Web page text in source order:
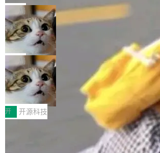
库之一。你的操作系统、浏览器、无数的基础设
施软件，很可能都在用它。而过去十年，维护它
的人一直在用业余...
gi?id=2019042">Bug&nbsp;2019042</a>）</l
i> <li>现在，助手可以直接使用 Exa 的网络搜索
结果回答问题，而无需将问题转交给搜索引擎。
（<a href="https://bugzilla.mozilla.org/show_
bug.cgi?id=204...
的 npm 包。项目的核心论点是：容器不适合 Ag
ent 计算。真正适合的，是 Isolate。 Cloudflare
工程师在这件事上没什么可谦虚的——他们用 W
orkers 跑了十年 Isolate。用 CEO Matthew
nce 的话说：「我们一生都在用 Isolate 运行代
码，而 AI Agent 不需要容器，它们需要的是
late。」 容器为什么不合适 容器的问题在于启动
和销毁都太重了。一个 Agent 要执行的任务可能
只需要几毫秒的 CPU 时间，但容器从冷启动到
就绪要花数秒。如果未来有十...
局
OpenAI 公开邮件和聊天记录回应苹果
诉讼，称“Apple is getting this wron
g”
上个月，苹果一纸诉状把 OpenAI 告上法庭，
控其挖角苹果前员工并窃取商业秘密。苹果的诉
状把 OpenAI 描述成一个系统性地从前东家挖
人、套取机密信息的对手。 OpenAI 没发律师
函，也没选择庭外沉默。它在官网贴了一篇博
文，标题只有六个字：Apple is getting this
ng。 然后，它把邮件往来和 iMessage 聊天记
录全贴了出来。 他发错人了 苹果外部律师
iel Gross 来自 Weil 律所，2 月 23 日下午
局
HUAWEI MatePad Edge上架WorkBu
ddy鸿蒙PC版，说话就能干活的AI办公
搭子
全能AI工作台WorkBuddy鸿蒙PC版上架
I MatePad Edge应用市场，直接下载即可使
用，与鸿蒙电脑上的体验一致。值得一提的是，
这是目前市面上唯一支持平板接入WorkBuddy
C版的产品，搭载“人机双写”重磅功能——你写
开 开源科技
FFmpeg 9.0 发布：代号“Lei”，以此纪
全球知名开源多媒体框架 FFmpeg 今天正式发